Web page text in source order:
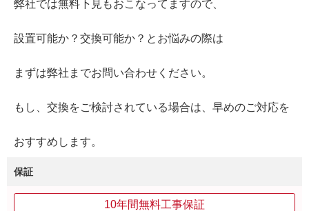
弊社では無料下見もおこなってますので、
設置可能か？交換可能か？とお悩みの際は
まずは弊社までお問い合わせください。
もし、交換をご検討されている場合は、早めのご対応を
おすすめします。
保証
10年間無料工事保証